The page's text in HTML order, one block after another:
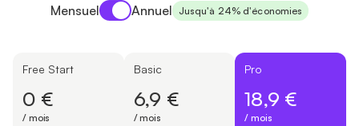
MensuelPayment period
Annuel Jusqu'à 24% d'économies
Free Start
0 €
/ mois
Basic
6,9 €
/ mois
Pro
18,9 €
/ mois